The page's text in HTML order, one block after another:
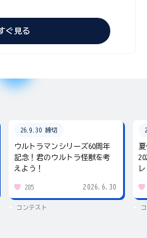
ぐ見る
26.9.30 締切
ウルトラマンシリーズ60周年
記念！君のウルトラ怪獣を考
えよう！
285 2026.6.30
コンテスト